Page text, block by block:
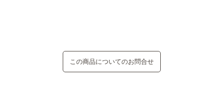
この商品についてのお問合せ